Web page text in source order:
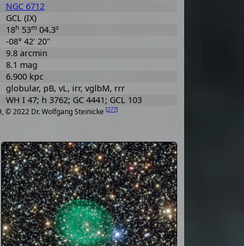
© 2022 Dr. Wolfgang Steinicke [277]
NGC 6712
GCL (IX)
18h 53m04.3s
-08° 42' 20"
9.8 arcmin
8.1 mag
6.900 kpc
globular, pB, vL, irr, vglbM, rrr
WH I 47; h 3762; GC 4441; GCL 103